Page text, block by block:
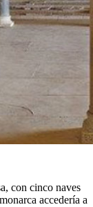
con cinco naves
accedería a